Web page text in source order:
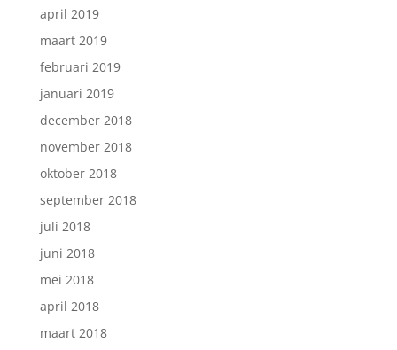
april 2019
maart 2019
februari 2019
januari 2019
december 2018
november 2018
oktober 2018
september 2018
juli 2018
juni 2018
mei 2018
april 2018
maart 2018